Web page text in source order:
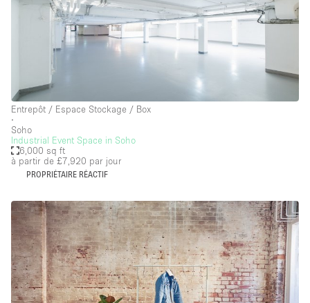
Entrepôt / Espace Stockage / Box
∙
Soho
Industrial Event Space in Soho
6,000 sq ft
à partir de £7,920 par jour
PROPRIÉTAIRE RÉACTIF